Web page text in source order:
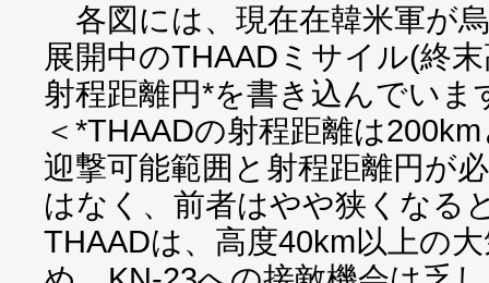
各図には、現在在韓米軍が
展開中のTHAADミサイル(終
射程距離円*を書き込んでいま
＜*THAADの射程距離は
迎撃可能範囲と射程距離円が
はなく、前者はやや狭くなる
THAADは、高度40km以上の